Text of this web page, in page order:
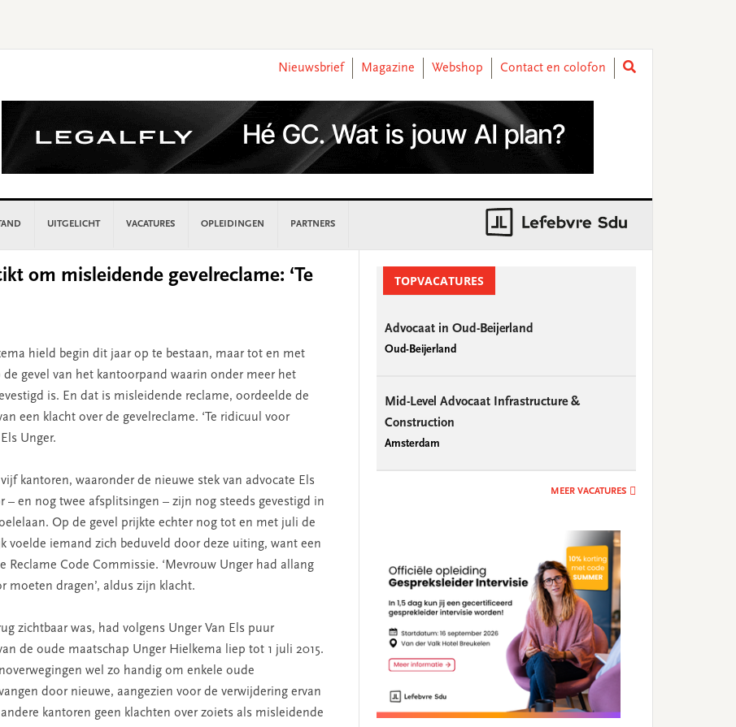
Nieuwsbrief
Magazine Webshop Contact en colofon
UITGELICHT VACATURES OPLEIDINGEN PARTNERS
om misleidende gevelreclame: ‘Te
hield begin dit jaar op te bestaan, maar tot en met
gevel van het kantoorpand waarin onder meer het
is. En dat is misleidende reclame, oordeelde de
een klacht over de gevelreclame. ‘Te ridicuul voor
Unger.
kantoren, waaronder de nieuwe stek van advocate Els
– en nog twee afsplitsingen – zijn nog steeds gevestigd in
Op de gevel prijkte echter nog tot en met juli de
voelde iemand zich beduveld door deze uiting, want een
Reclame Code Commissie. ‘Mevrouw Unger had allang
moeten dragen’, aldus zijn klacht.
zichtbaar was, had volgens Unger Van Els puur
de oude maatschap Unger Hielkema liep tot 1 juli 2015.
wel zo handig om enkele oude
door nieuwe, aangezien voor de verwijdering ervan
kantoren geen klachten over zoiets als misleidende
SidebarTOPVACATURES
Advocaat in Oud-Beijerland
Oud-Beijerland
Mid-Level Advocaat Infrastructure &
Construction
Amsterdam
MEER VACATURES